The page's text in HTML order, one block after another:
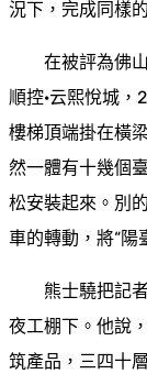
況下，完成同樣
在被評為佛
順控·云熙悅城，
樓梯頂端掛在橫
然一體有十幾個
松安裝起來。別
車的轉動，將“陽
熊士驍把記
夜工棚下。他說
筑產品，三四十